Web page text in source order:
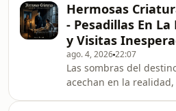
Hermosas
- Pesadillas En
y Visitas
ago. 4, 202622:07
Las sombras del
acechan en la